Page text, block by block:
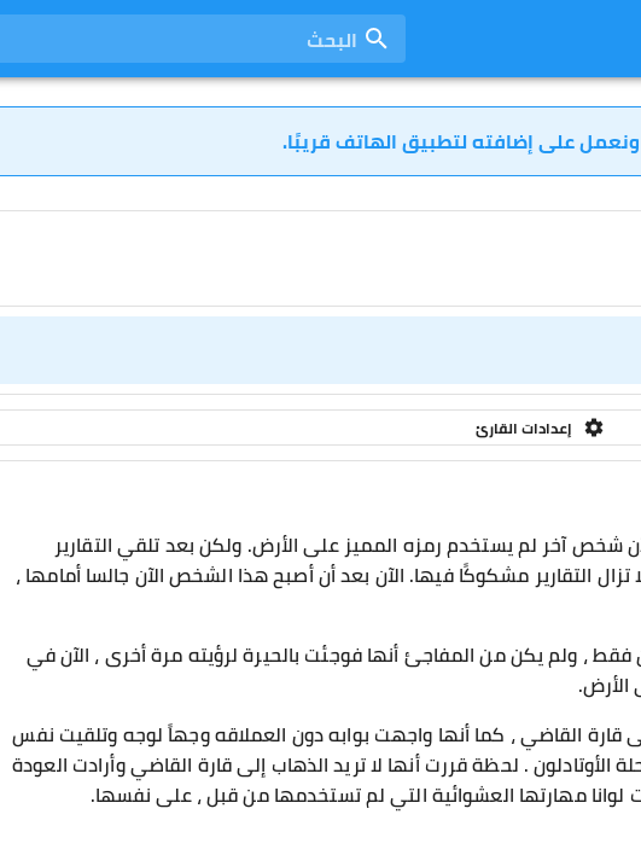
البحث
على إضافته لتطبيق الهاتف قريبًا.
إعدادات القارئ
شخص آخر لم يستخدم رمزه المميز على الأرض. ولكن بعد تلقي التقارير
التقارير مشكوكًا فيها. الآن بعد أن أصبح هذا الشخص الآن جالسا أمامها ،
، ولم يكن من المفاجئ أنها فوجئت بالحيرة لرؤيته مرة أخرى ، الآن في
الأرض.
قارة القاضي ، كما أنها واجهت بوابه دون العملاقه وجهاً لوجه وتلقيت نفس
. لحظة قررت أنها لا تريد الذهاب إلى قارة القاضي وأرادت العودة
مهارتها العشوائية التي لم تستخدمها من قبل ، على نفسها.